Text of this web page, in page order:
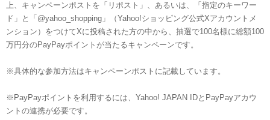
上、キャンペーンポストを「リポスト」、あるいは、「指定のキーワー
ド」と「@yahoo_shopping」（Yahoo!ショッピング公式Xアカウントメ
ンション）をつけてXに投稿された方の中から、抽選で100名様に総額100
万円分のPayPayポイントが当たるキャンペーンです。
※具体的な参加方法はキャンペーンポストに記載しています。
※PayPayポイントを利用するには、Yahoo! JAPAN IDとPayPayアカウ
ントの連携が必要です。